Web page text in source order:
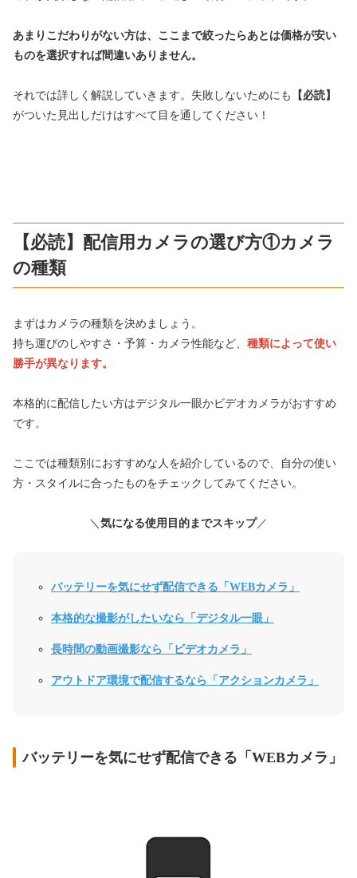
あまりこだわりがない方は、ここまで絞ったらあとは価格が安い
ものを選択すれば間違いありません。
それでは詳しく解説していきます。失敗しないためにも
【必読】
がついた見出しだけはすべて目を通してください！
【必読】配信用カメラの選び方①カメラ
の種類
まずはカメラの種類を決めましょう。
持ち運びのしやすさ・予算・カメラ性能など、 種類によって使い
勝手が異なります。
本格的に配信したい方はデジタル一眼かビデオカメラがおすすめ
です。
ここでは種類別におすすめな人を紹介しているので、自分の使い
方・スタイルに合ったものをチェックしてみてください。
＼ 気になる使用目的までスキップ／
バッテリーを気にせず配信できる「WEBカメラ」
本格的な撮影がしたいなら「デジタル一眼」
長時間の動画撮影なら「ビデオカメラ」
アウトドア環境で配信するなら「アクションカメラ」
バッテリーを気にせず配信できる「WEBカメラ」